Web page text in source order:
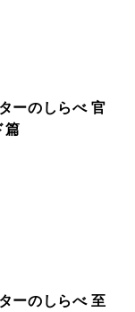
ーのしらべ 官
篇
ーのしらべ 至